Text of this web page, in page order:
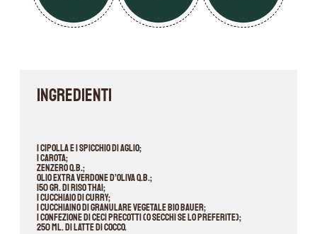
INGREDIENTI
1 cipolla e 1 spicchio di aglio;
1 carota;
Zenzero q.b.;
Olio extra verdone d’oliva q.b.;
150 gr. di Riso Thai;
1 cucchiaio di Curry;
1 cucchiaino di Granulare Vegetale BIO Bauer;
1 confezione di Ceci precotti (o secchi se lo preferite);
250 ml. di latte di cocco.